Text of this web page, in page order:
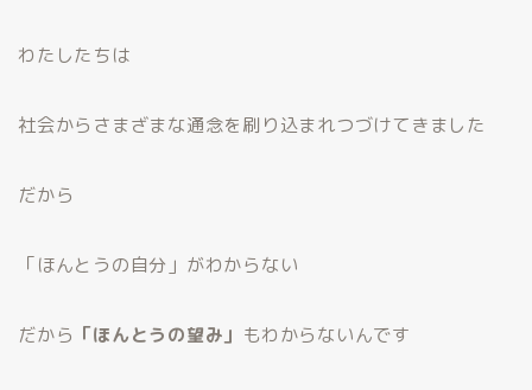
わたしたちは
社会からさまざまな通念を刷り込まれつづけてきました
だから
「ほんとうの自分」がわからない
だから 「ほんとうの望み」 もわからないんです